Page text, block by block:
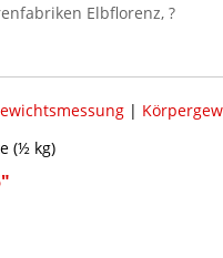
Elbflorenz, ?
|
(½ kg)